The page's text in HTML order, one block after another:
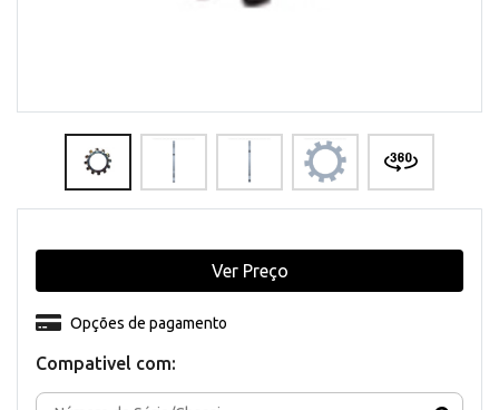
Compativel com:
Opções de pagamento
Ver Preço